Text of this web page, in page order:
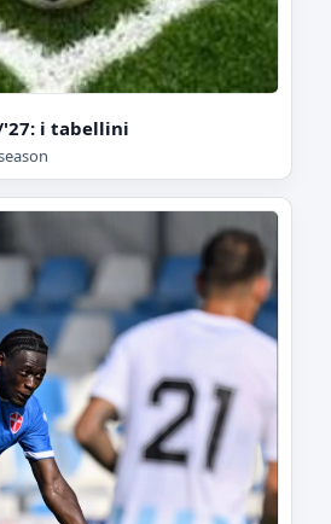
'27: i tabellini